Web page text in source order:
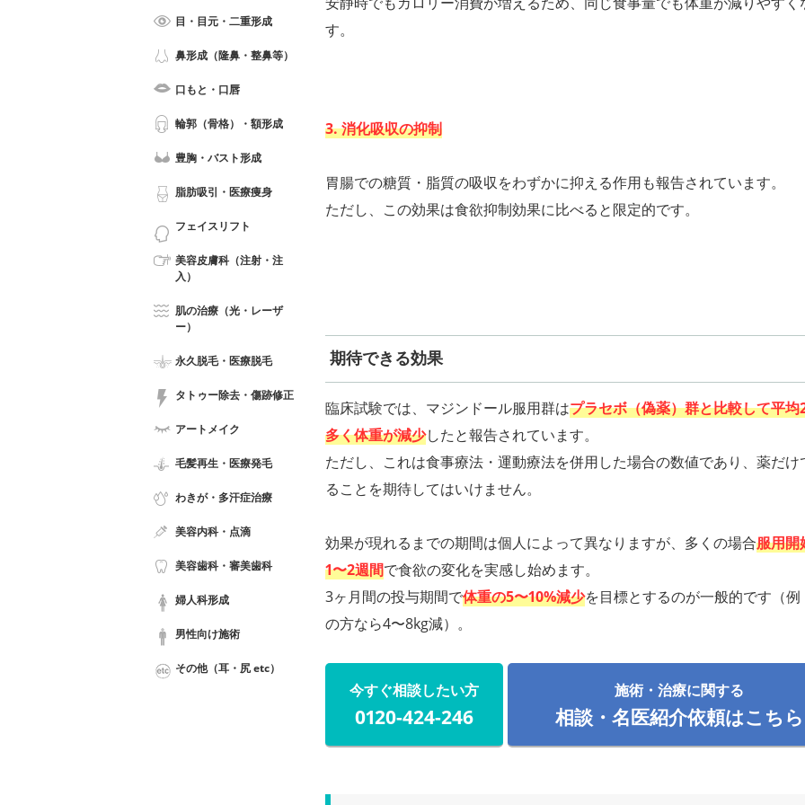
す。
3. 消化吸収の抑制
胃腸での糖質・脂質の吸収をわずかに抑える作用も報告されています。
ただし、この効果は食欲抑制効果に比べると限定的です。
期待できる効果
臨床試験では、マジンドール服用群はプラセボ（偽薬）群と比較して平
多く体重が減少したと報告されています。
ただし、これは食事療法・運動療法を併用した場合の数値であり、薬だけ
ることを期待してはいけません。
効果が現れるまでの期間は個人によって異なりますが、多くの場合服用開
1〜2週間で食欲の変化を実感し始めます。
3ヶ月間の投与期間で体重の5〜10%減少を目標とするのが一般的です（例
の方なら4〜8kg減）。
今すぐ相談したい方
0120-424-246
施術・治療に関する
相談・名医紹介依頼はこちら
目・目元・二重形成
鼻形成（隆鼻・整鼻等）
口もと・口唇
輪郭（骨格）・額形成
豊胸・バスト形成
脂肪吸引・医療痩身
フェイスリフト
美容皮膚科（注射・注
入）
肌の治療（光・レーザ
ー）
永久脱毛・医療脱毛
タトゥー除去・傷跡修正
アートメイク
毛髪再生・医療発毛
わきが・多汗症治療
美容内科・点滴
美容歯科・審美歯科
婦人科形成
男性向け施術
その他（耳・尻 etc）